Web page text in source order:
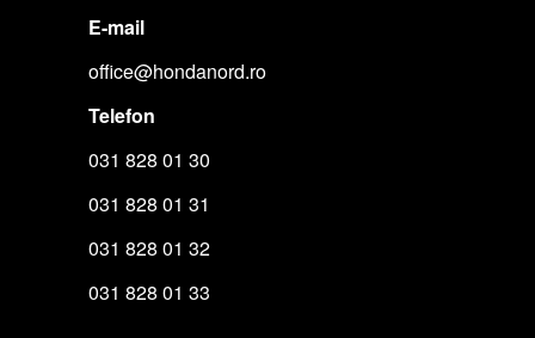
E-mail
office@hondanord.ro
Telefon
031 828 01 30
031 828 01 31
031 828 01 32
031 828 01 33